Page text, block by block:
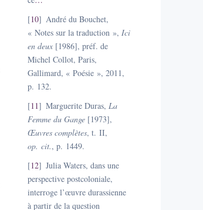
10
André du Bouchet,
« Notes sur la traduction », Ici
en deux[1986], préf. de
Michel Collot, Paris,
Gallimard, « Poésie », 2011,
p. 132.
11
Marguerite Duras, La
Femme du Gange[1973],
Œuvres complètes, t. II,
op. cit., p. 1449.
12
Julia Waters, dans une
perspective postcoloniale,
interroge l’œuvre durassienne
à partir de la question